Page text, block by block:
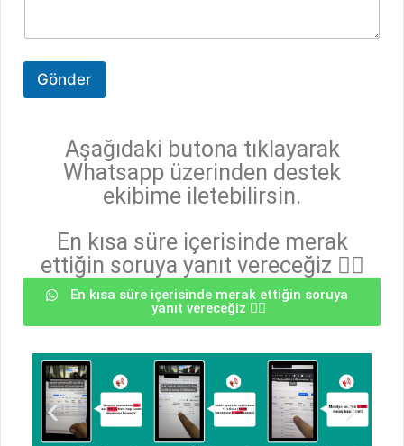
Gönder
Aşağıdaki butona tıklayarak
Whatsapp üzerinden destek
ekibime iletebilirsin.
En kısa süre içerisinde merak
ettiğin soruya yanıt vereceğiz 👇🏻
En kısa süre içerisinde merak ettiğin soruya
yanıt vereceğiz 👇🏻